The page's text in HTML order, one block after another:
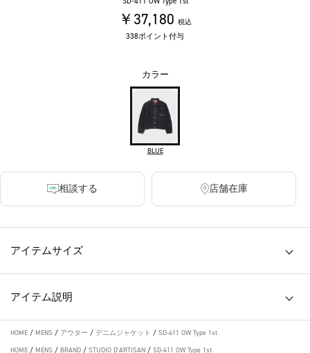
￥37,180 税込
338ポイント付与
カラー
BLUE
相談する 店舗在庫
アイテムサイズ
アイテム説明
HOME / MENS / アウター / デニムジャケット / SD-411 OW Type 1st
HOME / MENS / BRAND / STUDIO D'ARTISAN / SD-411 OW Type 1st